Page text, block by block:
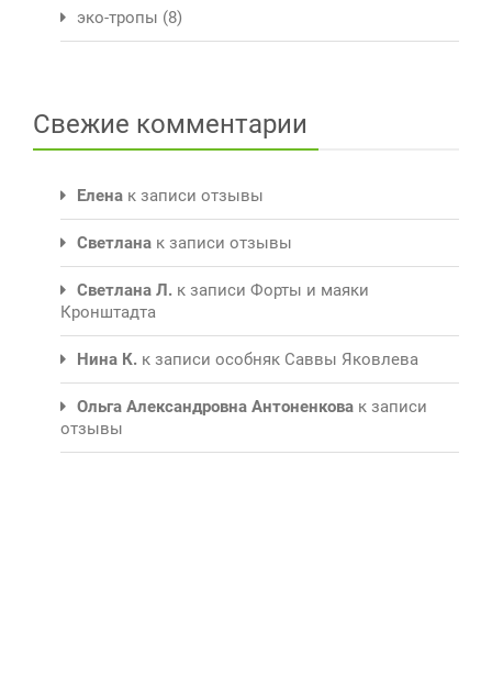
эко-тропы (8)
Свежие комментарии
Елена к записи отзывы
Светлана к записи отзывы
Светлана Л. к записи Форты и маяки
Кронштадта
Нина К. к записи особняк Саввы Яковлева
Ольга Александровна Антоненкова к записи
отзывы